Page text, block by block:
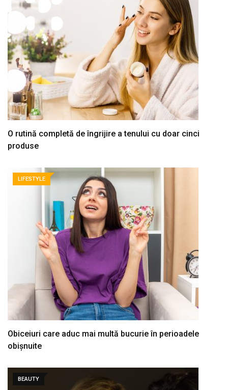
O rutină completă de îngrijire a tenului cu doar cinci
produse
LIFESTYLE
Obiceiuri care aduc mai multă bucurie în perioadele
obișnuite
BEAUTY